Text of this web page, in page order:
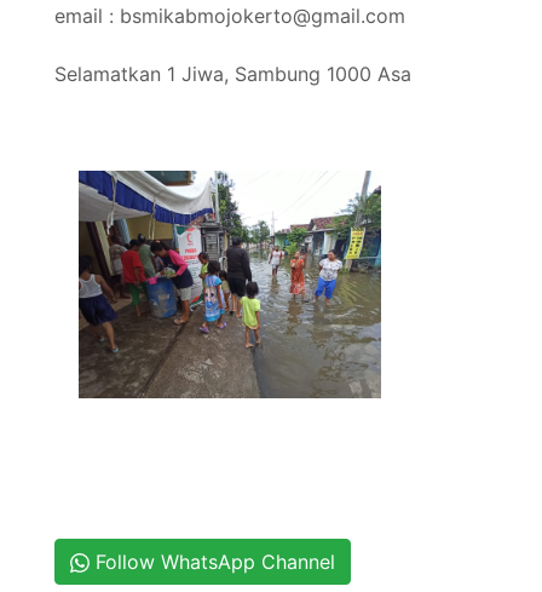
email : bsmikabmojokerto@gmail.com
Selamatkan 1 Jiwa, Sambung 1000 Asa
Follow WhatsApp Channel